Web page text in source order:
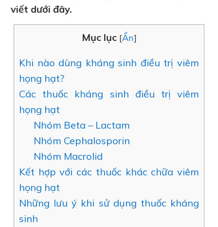
viết dưới đây.
Mục lục [Ẩn]
Khi nào dùng kháng sinh điều trị viêm
họng hạt?
Các thuốc kháng sinh điều trị viêm
họng hạt
Nhóm Beta – Lactam
Nhóm Cephalosporin
Nhóm Macrolid
Kết hợp với các thuốc khác chữa viêm
họng hạt
Những lưu ý khi sử dụng thuốc kháng
sinh